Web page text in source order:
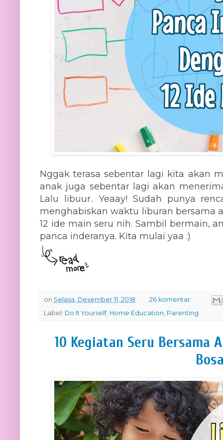
Nggak terasa sebentar lagi kita akan
anak juga sebentar lagi akan
Lalu libuur.. Yeaay! Sudah punya
menghabiskan waktu liburan bersama
12 ide main seru nih. Sambil bermain,
panca inderanya. Kita mulai yaa :)
on Selasa, Desember 11, 2018
26 komentar:
Label: Do It Yourself, Home Education Parenting
10 Kegiatan Seru Bersama